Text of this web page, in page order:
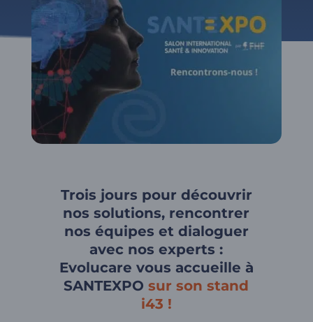
Trois jours pour découvrir
nos solutions, rencontrer
nos équipes et dialoguer
avec nos experts :
Evolucare vous accueille à
SANTEXPO sur son stand
i43 !